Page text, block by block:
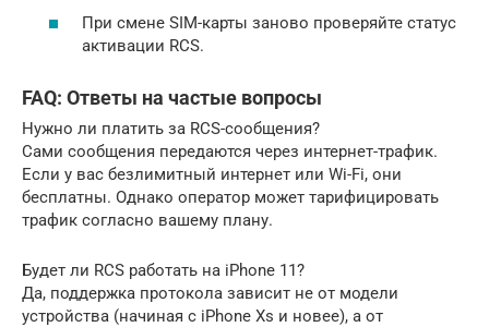
При смене SIM-карты заново проверяйте статус
активации RCS.
FAQ: Ответы на частые вопросы
Нужно ли платить за RCS-сообщения?
Сами сообщения передаются через интернет-трафик.
Если у вас безлимитный интернет или Wi-Fi, они
бесплатны. Однако оператор может тарифицировать
трафик согласно вашему плану.
Будет ли RCS работать на iPhone 11?
Да, поддержка протокола зависит не от модели
устройства (начиная с iPhone Xs и новее), а от